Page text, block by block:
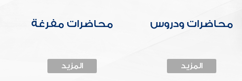
محاضرات ودروس
المزيد
محاضرات مفرغة
المزيد